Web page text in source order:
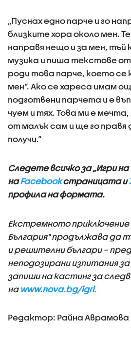
„Пуснах едно парче и го
близките хора около мен.
направя нещо и за мен, тъй
музика и пиша текстове от
роди това парче, което се
мен“. Ако се хареса имам
подготвени парчета и е
чуем и тях. Това ми е
от малък сам и ще го правя
получи.“
Следете всичко за „Игри
наFacebookстраницата и
профила на формата.
Екстремното приключение
България" продължава да
и решителни българи –
неподозирани изпитания
запиши на кастинг за
на www.nova.bg/igri.
Редактор: Райна Аврамова